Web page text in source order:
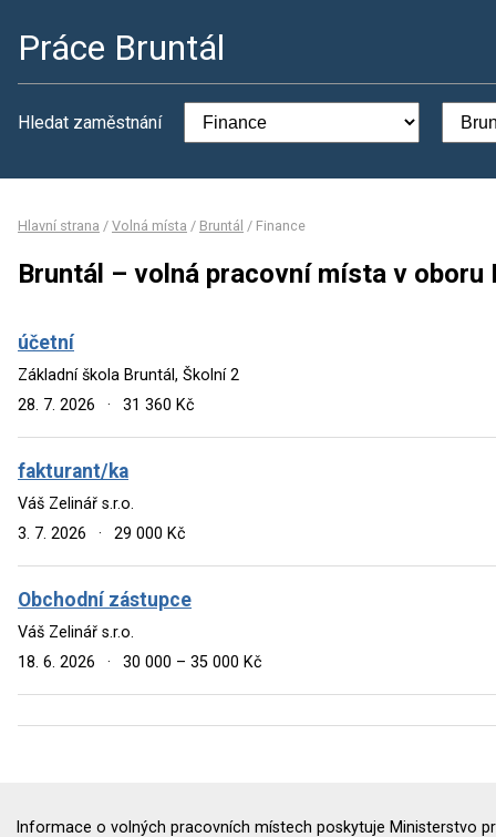
Práce Bruntál
Hledat zaměstnání
Hlavní strana / Volná místa / Bruntál / Finance
Bruntál – volná pracovní místa v oboru
účetní
Základní škola Bruntál, Školní 2
28. 7. 2026
· 31 360 Kč
fakturant/ka
Váš Zelinář s.r.o.
3. 7. 2026
· 29 000 Kč
Obchodní zástupce
Váš Zelinář s.r.o.
18. 6. 2026
· 30 000 – 35 000 Kč
Informace o volných pracovních místech poskytuje Ministerstvo